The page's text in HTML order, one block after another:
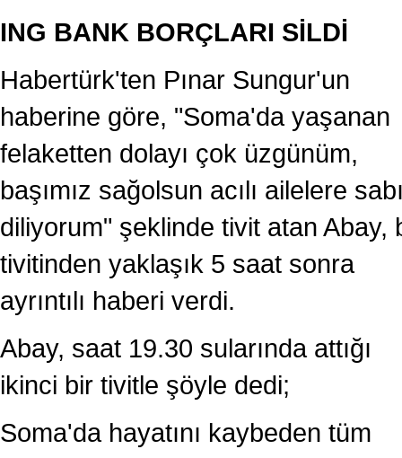
ING BANK BORÇLARI SİLDİ
Habertürk'ten Pınar Sungur'un
haberine göre, "Soma'da yaşanan
felaketten dolayı çok üzgünüm,
başımız sağolsun acılı ailelere
diliyorum" şeklinde tivit atan Abay,
tivitinden yaklaşık 5 saat sonra
ayrıntılı haberi verdi.
Abay, saat 19.30 sularında attığı
ikinci bir tivitle şöyle dedi;
Soma'da hayatını kaybeden tüm